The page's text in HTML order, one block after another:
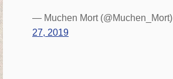
— Muchen Mort (@Muchen_Mort)
27, 2019